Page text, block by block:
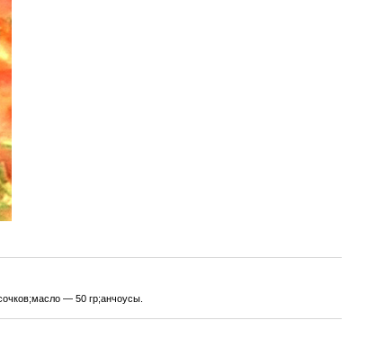
— 50 гр;анчоусы.